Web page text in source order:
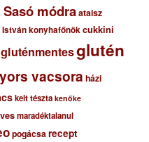
módraataisz
István konyhafőnökcukkini
gluténmentesglutén
vacsora házi
kelt tészta kenőke
maradéktalanul
pogácsa recept